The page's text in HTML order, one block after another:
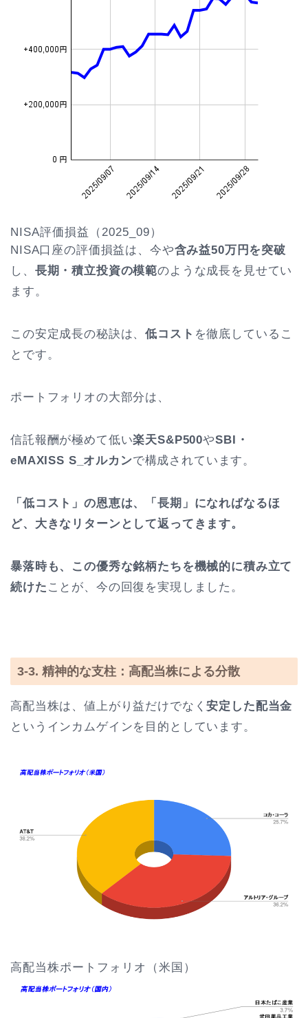
NISA評価損益（2025_09）
NISA口座の評価損益は、今や含み益50万円を突破
し、 長期・積立投資の模範のような成長を見せてい
ます。
この安定成長の秘訣は、低コスト を徹底しているこ
とです。
ポートフォリオの大部分は、
信託報酬が極めて低い楽天S&P500やSBI・
eMAXISS S_オルカンで構成されています。
「低コスト」の恩恵は、「長期」になればなるほ
ど、大きなリターンとして返ってきます。
暴落時も、この優秀な銘柄たちを機械的に積み立て
続けた ことが、今の回復を実現しました。
3-3. 精神的な支柱：高配当株による分散
高配当株は、値上がり益だけでなく安定した配当金
というインカムゲインを目的としています。
高配当株ポートフォリオ（米国）